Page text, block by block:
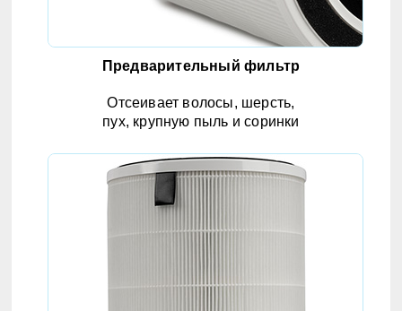
Предварительный фильтр
Отсеивает волосы, шерсть,
пух, крупную пыль и соринки